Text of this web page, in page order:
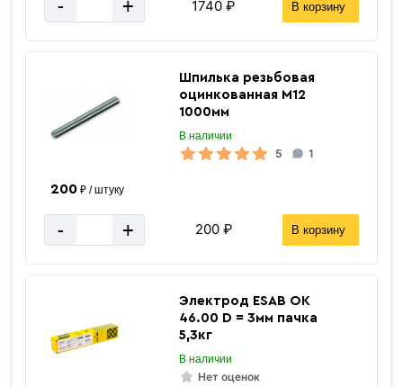
- + 1740 ₽ В корзину
Шпилька резьбовая
оцинкованная М12
1000мм
В наличии
5 1
200₽ / штуку
- + 200 ₽ В корзину
Электрод ESAB ОК
46.00 D = 3мм пачка
5,3кг
В наличии
Нет оценок